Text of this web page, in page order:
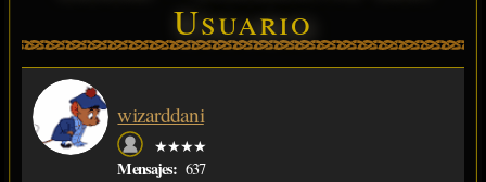
Usuario
wizarddani
★★★★
Mensajes: 637